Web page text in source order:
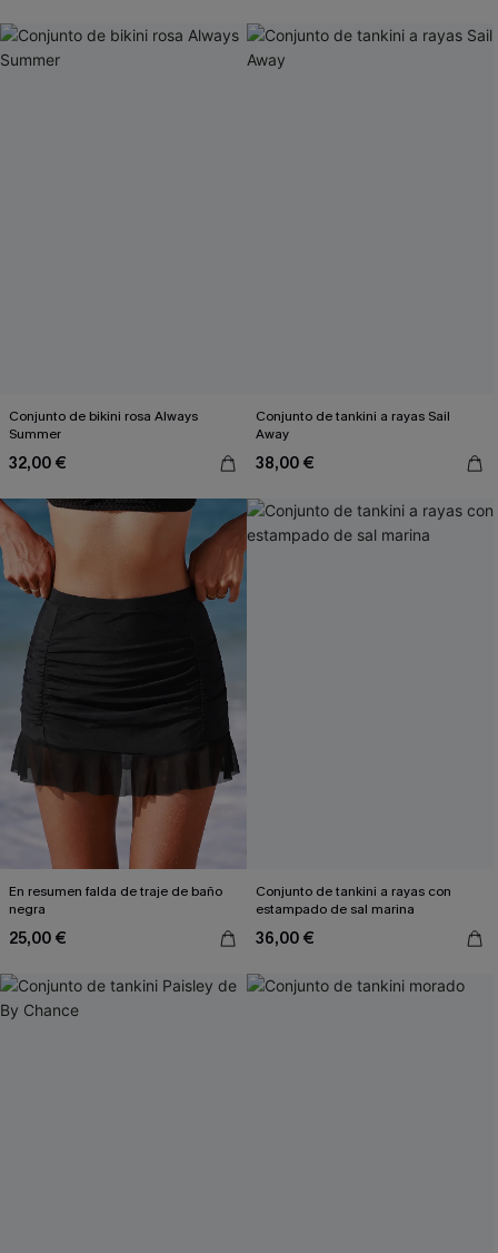
Conjunto de bikini rosa Always
Summer
32,00 €
Conjunto de tankini a rayas Sail
Away
38,00 €
En resumen falda de traje de baño
negra
25,00 €
Conjunto de tankini a rayas con
estampado de sal marina
36,00 €